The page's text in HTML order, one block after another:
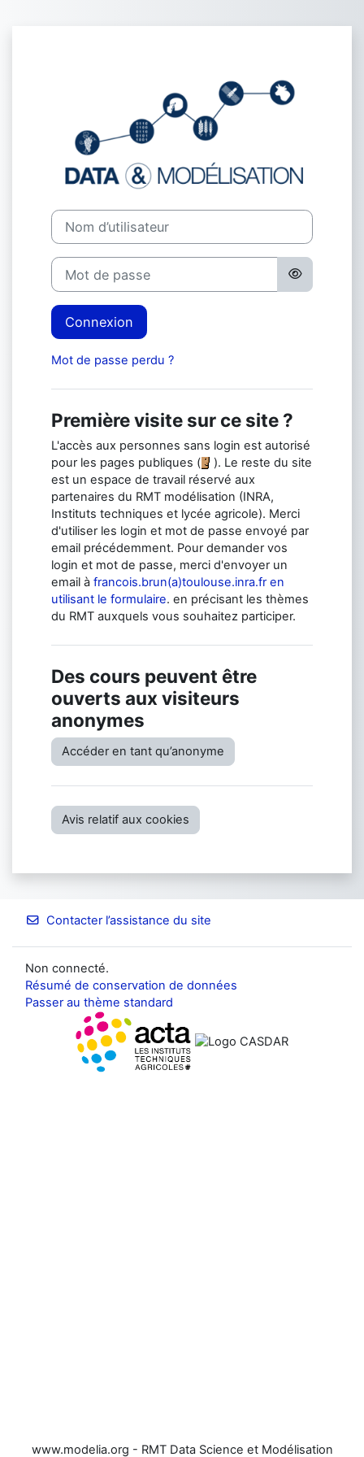
Connexion à
Nom d’utilisateur
Mot de passe
Connexion
Mot de passe perdu ?
Première visite sur ce site ?
L'accès aux personnes sans login est autorisé
pour les pages publiques (
). Le reste du site
est un espace de travail réservé aux
partenaires du RMT modélisation (INRA,
Instituts techniques et lycée agricole). Merci
d'utiliser les login et mot de passe envoyé par
email précédemment. Pour demander vos
login et mot de passe, merci d'envoyer un
email à francois.brun(a)toulouse.inra.fr en
utilisant le formulaire. en précisant les thèmes
du RMT auxquels vous souhaitez participer.
Des cours peuvent être
ouverts aux visiteurs
anonymes
Accéder en tant qu’anonyme
Avis relatif aux cookies
Contacter l’assistance du site
Non connecté.
Résumé de conservation de données
Passer au thème standard
www.modelia.org - RMT Data Science et Modélisation